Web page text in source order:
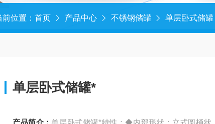
前位置： 首页 产品中心 不锈钢储罐 单层卧式储罐
单层卧式储罐*
产品简介：单层卧式储罐*特性：◆内部形状：立式圆桶